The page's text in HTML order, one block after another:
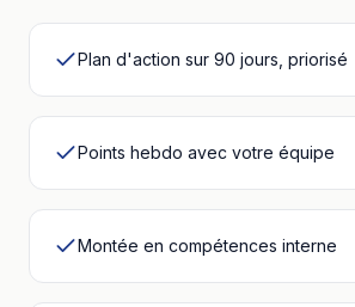
Plan d'action sur 90 jours, priorisé
Points hebdo avec votre équipe
Montée en compétences interne